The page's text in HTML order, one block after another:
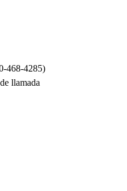
468-4285)
llamada